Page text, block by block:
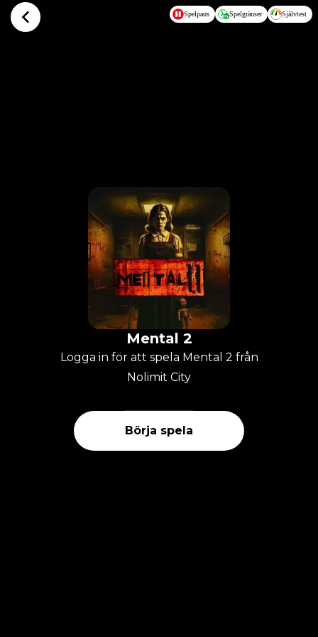
Hoppa till huvudinnehållet Spelpaus Spelgränser Självtest
Mental 2
Logga in för att spela Mental 2 från
Nolimit City
Börja spela